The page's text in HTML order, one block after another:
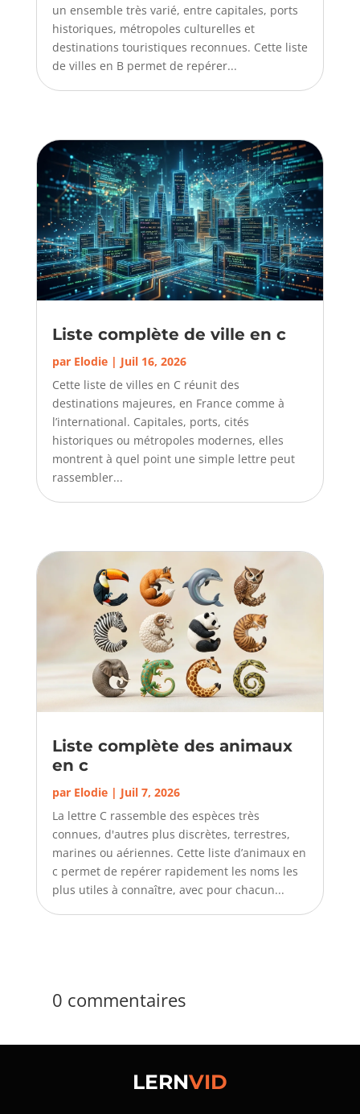
un ensemble très varié, entre capitales, ports
historiques, métropoles culturelles et
destinations touristiques reconnues. Cette liste
de villes en B permet de repérer...
Liste complète de ville en c
par Elodie| Juil 16, 2026
Cette liste de villes en C réunit des
destinations majeures, en France comme à
l’international. Capitales, ports, cités
historiques ou métropoles modernes, elles
montrent à quel point une simple lettre peut
rassembler...
Liste complète des animaux
en c
par Elodie| Juil 7, 2026
La lettre C rassemble des espèces très
connues, d'autres plus discrètes, terrestres,
marines ou aériennes. Cette liste d’animaux en
c permet de repérer rapidement les noms les
plus utiles à connaître, avec pour chacun...
0 commentaires
LERNVID